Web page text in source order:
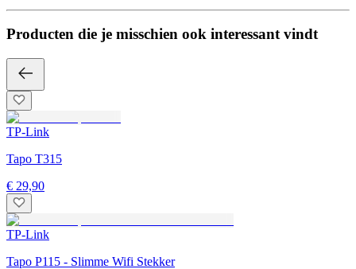
Producten die je misschien ook interessant vindt
TP-Link
Tapo T315
€ 29,90
TP-Link
Tapo P115 - Slimme Wifi Stekker